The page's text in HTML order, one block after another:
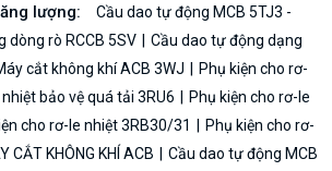
lượng:
Cầu dao tự động MCB 5TJ3 -
dòng rò RCCB 5SV
Cầu dao tự động dạng
cắt không khí ACB 3WJ
Phụ kiện cho rơ-
nhiệt bảo vệ quá tải 3RU6
Phụ kiện cho rơ-le
cho rơ-le nhiệt 3RB30/31
Phụ kiện cho rơ-
CẮT KHÔNG KHÍ ACB
Cầu dao tự động MCB